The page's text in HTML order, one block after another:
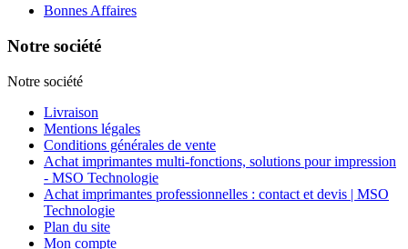
Bonnes Affaires
Notre société
Notre société
Livraison
Mentions légales
Conditions générales de vente
Achat imprimantes multi-fonctions, solutions pour impression
- MSO Technologie
Achat imprimantes professionnelles : contact et devis | MSO
Technologie
Plan du site
Mon compte